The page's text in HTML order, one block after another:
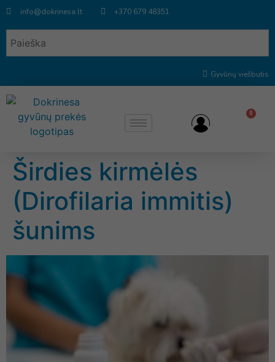
info@dokrinesa.lt +370 679 48351
Gyvūnų viešbutis
0
Širdies kirmėlės
(Dirofilaria immitis)
šunims